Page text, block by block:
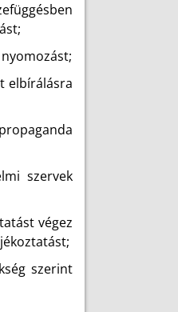
elbírálásra
szervek
végez
szerint